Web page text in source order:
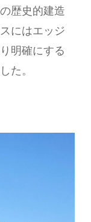
歴史的建造
にはエッジ
明確にする
た。